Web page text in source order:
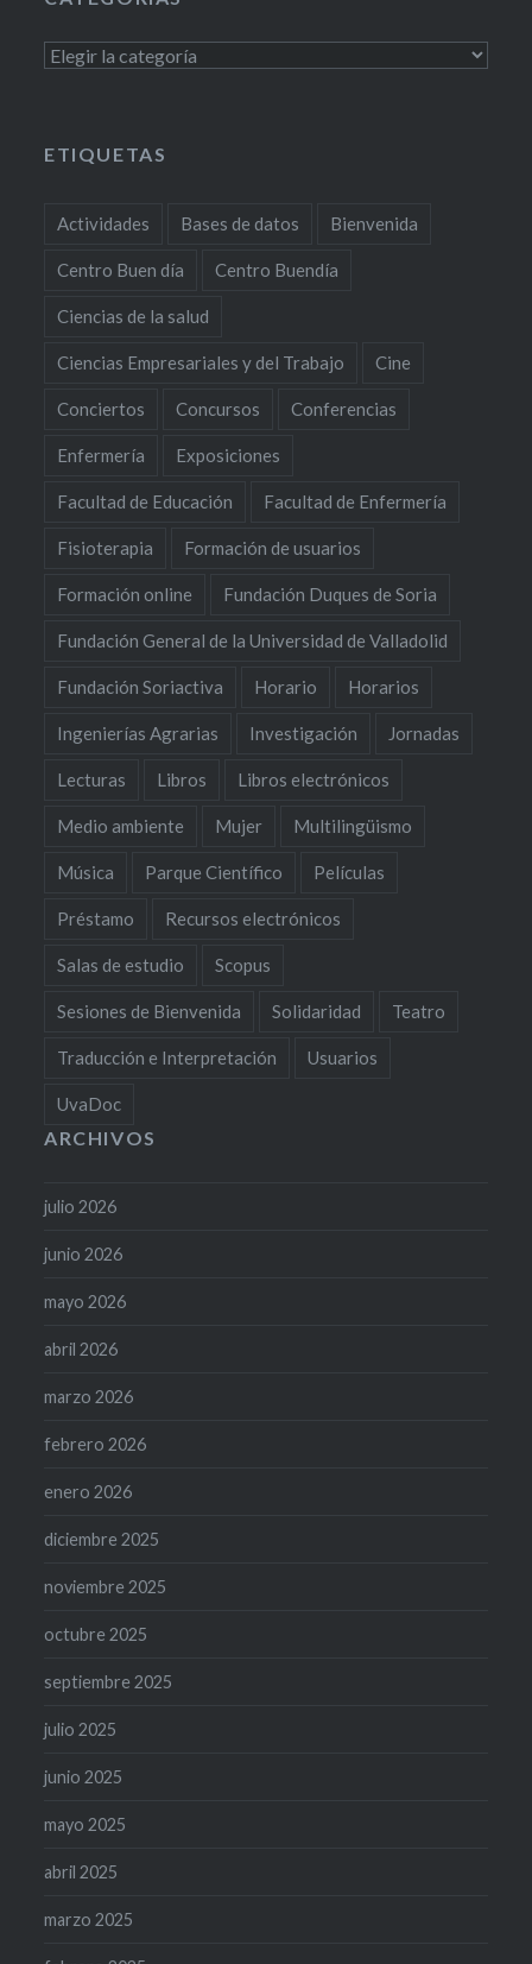
Categorías
ETIQUETAS
Actividades Bases de datos Bienvenida
Centro Buen día Centro Buendía
Ciencias de la salud
Ciencias Empresariales y del Trabajo Cine
Conciertos Concursos Conferencias
Enfermería Exposiciones
Facultad de Educación Facultad de Enfermería
Fisioterapia Formación de usuarios
Formación online Fundación Duques de Soria
Fundación General de la Universidad de Valladolid
Fundación Soriactiva Horario Horarios
Ingenierías Agrarias Investigación Jornadas
Lecturas Libros Libros electrónicos
Medio ambiente Mujer Multilingüismo
Música Parque Científico Películas
Préstamo Recursos electrónicos
Salas de estudio Scopus
Sesiones de Bienvenida Solidaridad Teatro
Traducción e Interpretación Usuarios
UvaDoc
ARCHIVOS
julio 2026
junio 2026
mayo 2026
abril 2026
marzo 2026
febrero 2026
enero 2026
diciembre 2025
noviembre 2025
octubre 2025
septiembre 2025
julio 2025
junio 2025
mayo 2025
abril 2025
marzo 2025